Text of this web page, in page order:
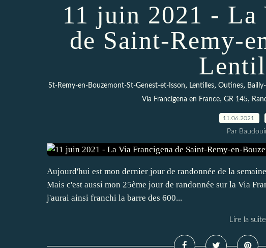
11 juin 2021 - La
de Saint-Remy-
St-Remy-en-Bouzemont-St-Genest-et-Isson, Lentilles, Outines,
Via Francigena en France, GR 145,
11.06.2021
Par
Aujourd'hui est mon dernier jour de randonnée de la
Mais c'est aussi mon 25ème jour de randonnée sur la Via
j'aurai ainsi franchi la barre des 600...
Lire la suite